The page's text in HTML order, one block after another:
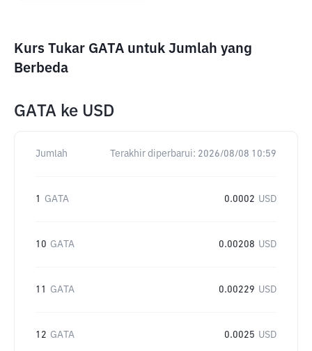
Kurs Tukar GATA untuk Jumlah yang
Berbeda
GATA ke USD
Jumlah Terakhir diperbarui: 2026/08/08 10:59
1 GATA 0.0002 USD
10 GATA 0.00208 USD
11 GATA 0.00229 USD
12 GATA 0.0025 USD